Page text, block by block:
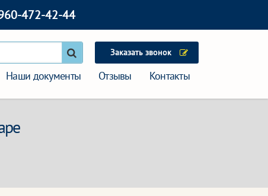
472-42-44
Заказать звонок
Наши документы Отзывы Контакты